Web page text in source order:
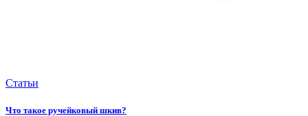
Статьи
Что такое ручейковый шкив?